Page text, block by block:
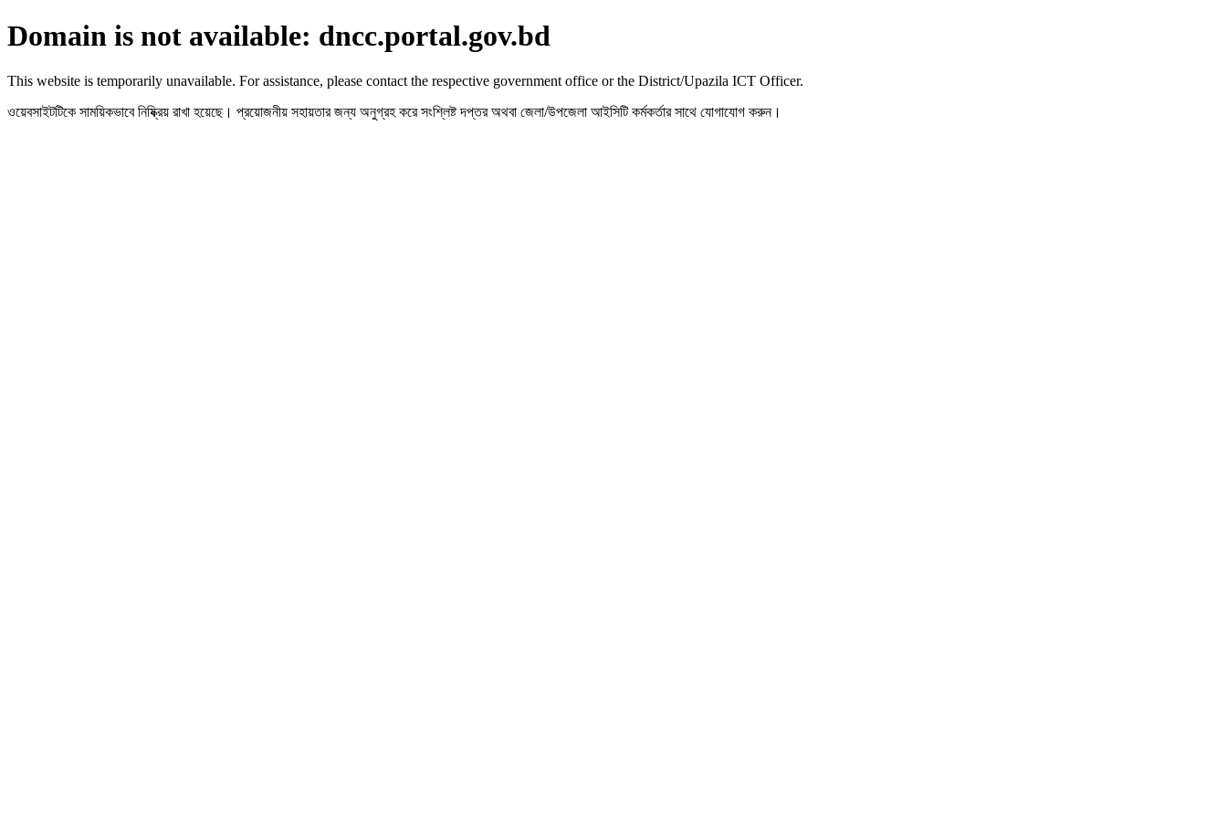
Domain is not available: dncc.portal.gov.bd
This website is temporarily unavailable. For assistance, please contact the respective government office or the District/Upazila ICT Officer.
ওয়েবসাইটটিকে সাময়িকভাবে নিষ্ক্রিয় রাখা হয়েছে। প্রয়োজনীয় সহায়তার জন্য অনুগ্রহ করে সংশ্লিষ্ট দপ্তর অথবা জেলা/উপজেলা আইসিটি কর্মকর্তার সাথে যোগাযোগ করুন।